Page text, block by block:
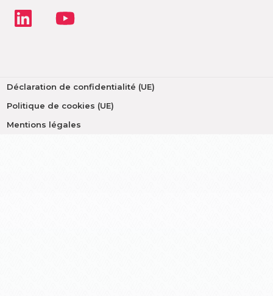
Déclaration de confidentialité (UE)
Politique de cookies (UE)
Mentions légales